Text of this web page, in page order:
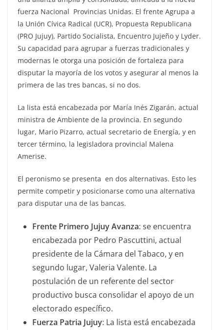
fuerza Nacional Provincias Unidas. El frente Agrupa a
la Unión Cívica Radical (UCR), Propuesta Republicana
(PRO Jujuy), Partido Socialista, Encuentro Jujeño y Lyder.
Su capacidad para agrupar a fuerzas tradicionales y
modernas le otorga una posición de fortaleza para
disputar la mayoría de los votos y asegurar al menos la
primera de las tres bancas, si no dos.
La lista está encabezada por María Inés Zigarán, actual
ministra de Ambiente de la provincia. En segundo
lugar, Mario Pizarro, actual secretario de Energía, y en
tercer término, la legisladora provincial Malena
Amerise.
El peronismo se presenta en dos alternativas. Esto les
permite competir y posicionarse como una alternativa
para disputar una de las bancas.
Frente Primero Jujuy Avanza: se encuentra
encabezada por Pedro Pascuttini, actual
presidente de la Cámara del Tabaco, y en
segundo lugar, Valeria Valente. La
postulación de un referente del sector
productivo busca consolidar el apoyo de un
electorado específico.
Fuerza Patria Jujuy: La lista está encabezada